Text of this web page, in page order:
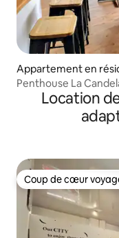
Appartement en
Penthouse La
Location
Coup de cœur
Coup de cœur